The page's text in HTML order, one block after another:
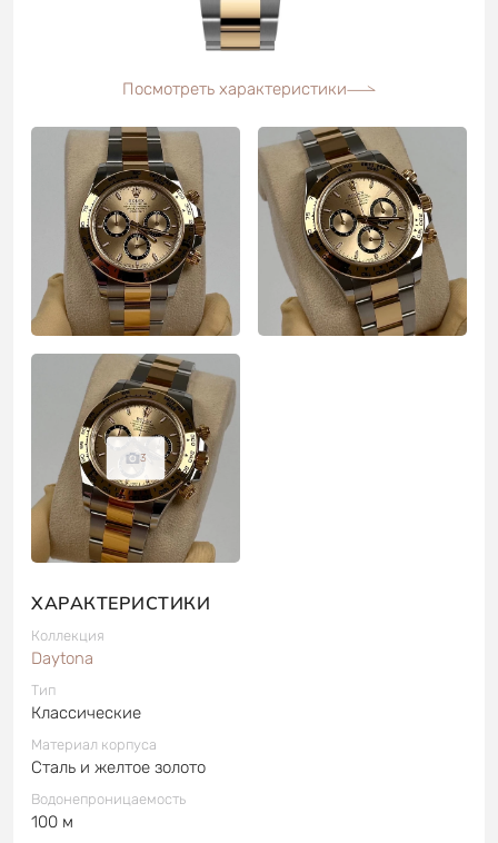
Посмотреть характеристики
3
ХАРАКТЕРИСТИКИ
Коллекция
Daytona
Тип
Классические
Материал корпуса
Сталь и желтое золото
Водонепроницаемость
100 м